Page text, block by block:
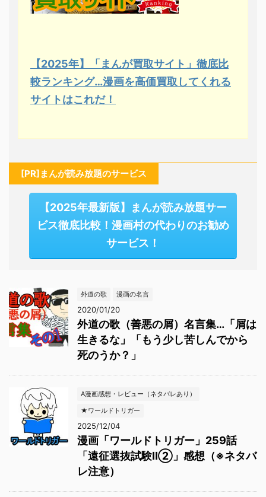
【2025年】「まんが買取サイト」徹底比
較ランキング…漫画を高価買取してくれる
サイトはこれだ！
[PR]まんが読み放題のサービス
【2025年最新版】まんが読み放題サー
ビス徹底比較！漫画村の代わりのお勧め
サービス！
外道の歌 漫画の名言
2020/01/20
外道の歌（善悪の屑）名言集…「屑は
生きるな」「もう少し苦しんでから
死のうか？」
A漫画感想・レビュー（ネタバレあり）
★ワールドトリガー
2025/12/04
漫画「ワールドトリガー」259話
「遠征選抜試験Ⅱ②」感想（※ネタバ
レ注意）